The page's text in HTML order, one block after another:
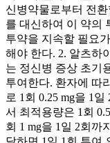
신병약물로부터 전
를 대신하여 이 약의
투약을 지속할 필요
해야 한다. 2. 알츠하
는 정신병 증상 초기
투여한다. 환자에 따
로 1회 0.25 mg을 1
서 최적용량은 1회
회 1 mg을 1일 2회까